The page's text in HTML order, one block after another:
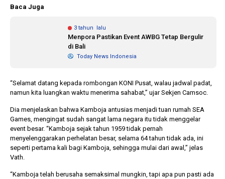
Baca Juga
3 tahun lalu
Menpora Pastikan Event AWBG Tetap Bergulir
di Bali
Today News Indonesia
“Selamat datang kepada rombongan KONI Pusat, walau jadwal padat,
namun kita luangkan waktu menerima sahabat,” ujar Sekjen Camsoc.
Dia menjelaskan bahwa Kamboja antusias menjadi tuan rumah SEA
Games, mengingat sudah sangat lama negara itu tidak menggelar
event besar. “Kamboja sejak tahun 1959 tidak pernah
menyelenggarakan perhelatan besar, selama 64 tahun tidak ada, ini
seperti pertama kali bagi Kamboja, sehingga mulai dari awal,” jelas
Vath.
“Kamboja telah berusaha semaksimal mungkin, tapi apa pun pasti ada